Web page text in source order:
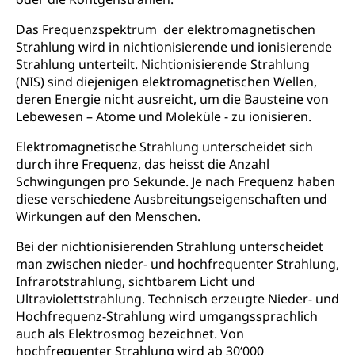
Das Frequenzspektrum der elektromagnetischen
Strahlung wird in nichtionisierende und ionisierende
Strahlung unterteilt. Nichtionisierende Strahlung
(NIS) sind diejenigen elektromagnetischen Wellen,
deren Energie nicht ausreicht, um die Bausteine von
Lebewesen – Atome und Moleküle - zu ionisieren.
Elektromagnetische Strahlung unterscheidet sich
durch ihre Frequenz, das heisst die Anzahl
Schwingungen pro Sekunde. Je nach Frequenz haben
diese verschiedene Ausbreitungseigenschaften und
Wirkungen auf den Menschen.
Bei der nichtionisierenden Strahlung unterscheidet
man zwischen nieder- und hochfrequenter Strahlung,
Infrarotstrahlung, sichtbarem Licht und
Ultraviolettstrahlung. Technisch erzeugte Nieder- und
Hochfrequenz-Strahlung wird umgangssprachlich
auch als Elektrosmog bezeichnet. Von
hochfrequenter Strahlung wird ab 30‘000
Betreuungsangebote
Schulliste
Heilpädagogische Schulen
Freiwilliger Schulsport
Fachstelle Hochschulbildung
Kindertagesstätte, Spielgruppe, Tagesmutter,
Freiwilliges Kindergarten Jahr
Kinderbetreuung
Freiwilliges Kindergarten Jahr
Kindergarten & Basisstufe
Frühe Förderung
Gesundheit und Soziales
Konsumentenschutz
Konsumentenrechte, Produktsicherheit,
Preisüberwachung, Preisüberwacher,
Konsumentenorganisation, parallele Einfuhr,
regionale Erschöpfung, nationale Erschöpfung,
internationale Erschöpfung, Preisabsprache, Kartell,
Cassis-deDijon-Prinzip
Lebensmittelkontrolle und
Verbraucherschutz
Krankenversicherung
Unfallversicherung, Berufsunfallversicherung,
Krankheit, Unfall, Prämienverbilligung,
Krankenkasse